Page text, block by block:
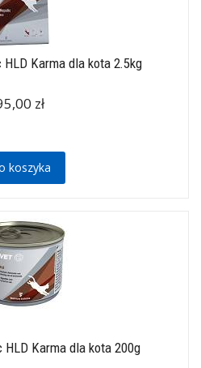
Karma dla kota 2.5kg
zł
koszyka
HLD Karma dla kota 200g